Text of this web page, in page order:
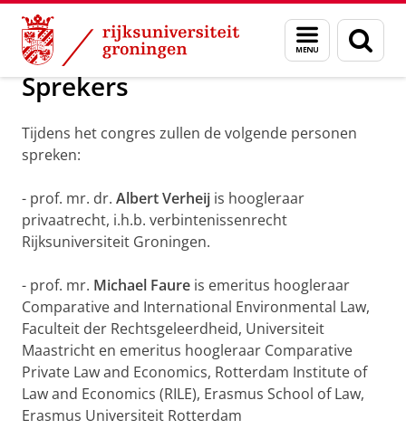
Skip
Content
Skip
Navigation
Menu
en
zoeken
18e Letselschadecongres
Sprekers
Tijdens het congres zullen de volgende personen
spreken:
- prof. mr. dr. Albert Verheij is hoogleraar
privaatrecht, i.h.b. verbintenissenrecht
Rijksuniversiteit Groningen.
- prof. mr. Michael Faure is emeritus hoogleraar
Comparative and International Environmental Law,
Faculteit der Rechtsgeleerdheid, Universiteit
Maastricht en emeritus hoogleraar Comparative
Private Law and Economics, Rotterdam Institute of
Law and Economics (RILE), Erasmus School of Law,
Erasmus Universiteit Rotterdam